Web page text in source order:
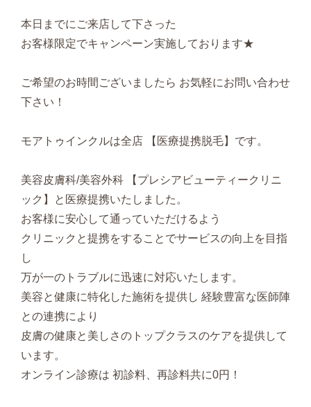
本日までにご来店して下さった
お客様限定でキャンペーン実施しております★
ご希望のお時間ございましたら お気軽にお問い合わせ
下さい！
モアトゥインクルは全店 【医療提携脱毛】です。
美容皮膚科/美容外科 【プレシアビューティークリニ
ック】と医療提携いたしました。
お客様に安心して通っていただけるよう
クリニックと提携をすることでサービスの向上を目指
し
万が一のトラブルに迅速に対応いたします。
美容と健康に特化した施術を提供し 経験豊富な医師陣
との連携により
皮膚の健康と美しさのトップクラスのケアを提供して
います。
オンライン診療は 初診料、再診料共に0円！